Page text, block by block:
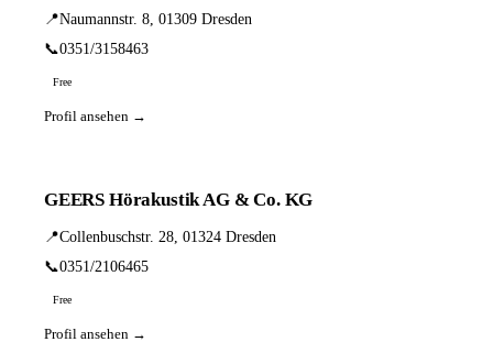
📍Naumannstr. 8, 01309 Dresden
📞0351/3158463
Free
Profil ansehen →
GEERS Hörakustik AG & Co. KG
📍Collenbuschstr. 28, 01324 Dresden
📞0351/2106465
Free
Profil ansehen →